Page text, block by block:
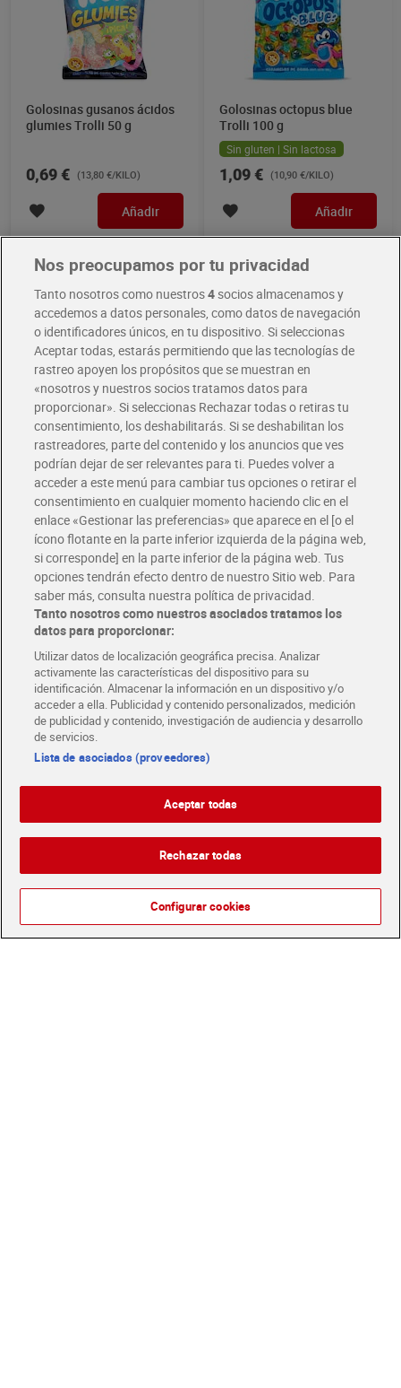
Golosinas gusanos ácidos
glumies Trolli 50 g
0,69 € (13,80 €/KILO)
Añadir
Golosinas octopus blue
Trolli 100 g
Sin gluten | Sin lactosa
1,09 € (10,90 €/KILO)
Añadir
Golosinas beans Fini 165 g
2,09 € (12,67 €/KILO)
Añadir
Golosinas de fresas con
nata Fini 75 g
Sin gluten
1,09 € (14,53 €/KILO)
Añadir
Golosinas favoritos
red&white Haribo 150 g
Nos preocupamos por tu privacidad
Tanto nosotros como nuestros4socios almacenamos y
accedemos a datos personales, como datos de navegación
o identificadores únicos, en tu dispositivo. Si seleccionas
Aceptar todas, estarás permitiendo que las tecnologías de
rastreo apoyen los propósitos que se muestran en
«nosotros y nuestros socios tratamos datos para
proporcionar». Si seleccionas Rechazar todas o retiras tu
consentimiento, los deshabilitarás. Si se deshabilitan los
rastreadores, parte del contenido y los anuncios que ves
podrían dejar de ser relevantes para ti. Puedes volver a
acceder a este menú para cambiar tus opciones o retirar el
consentimiento en cualquier momento haciendo clic en el
enlace «Gestionar las preferencias» que aparece en el [o el
ícono flotante en la parte inferior izquierda de la página web,
si corresponde] en la parte inferior de la página web. Tus
opciones tendrán efecto dentro de nuestro Sitio web. Para
saber más, consulta nuestra política de privacidad.
Tanto nosotros como nuestros asociados tratamos los
datos para proporcionar:
Utilizar datos de localización geográfica precisa. Analizar
activamente las características del dispositivo para su
identificación. Almacenar la información en un dispositivo y/o
acceder a ella. Publicidad y contenido personalizados, medición
de publicidad y contenido, investigación de audiencia y desarrollo
de servicios.
Lista de asociados (proveedores)
Aceptar todas
Rechazar todas
Configurar cookies